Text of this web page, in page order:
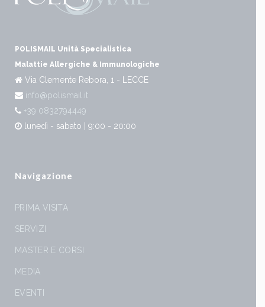
POLISMAIL Unità Specialistica
Malattie Allergiche & Immunologiche
Via Clemente Rebora, 1 - LECCE
info@polismail.it
+39 0832794449
lunedì - sabato | 9:00 - 20:00
Navigazione
PRIMA VISITA
SERVIZI
MASTER E CORSI
MEDIA
EVENTI